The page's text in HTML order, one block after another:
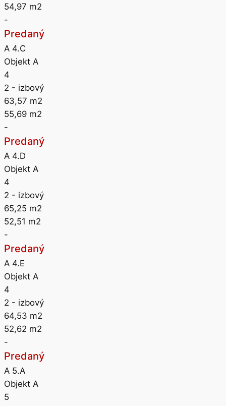
54,97 m2
-
Predaný
A 4.C
Objekt A
4
2 - izbový
63,57 m2
55,69 m2
-
Predaný
A 4.D
Objekt A
4
2 - izbový
65,25 m2
52,51 m2
-
Predaný
A 4.E
Objekt A
4
2 - izbový
64,53 m2
52,62 m2
-
Predaný
A 5.A
Objekt A
5